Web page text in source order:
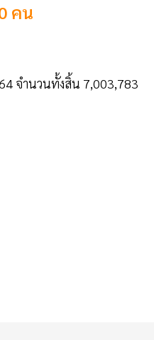
คน
จำนวนทั้งสิ้น 7,003,783